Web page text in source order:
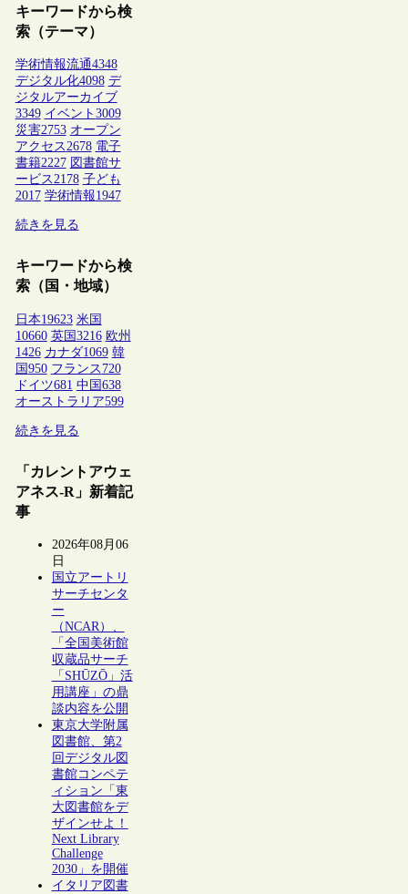
キーワードから検
索（テーマ）
学術情報流通4348
デジタル化4098 デ
ジタルアーカイブ
3349 イベント 3009
災害2753 オープン
アクセス2678 電子
書籍2227 図書館サ
ービス2178 子ども
2017 学術情報1947
続きを見る
キーワードから検
索（国・地域）
日本19623 米国
10660 英国3216 欧州
1426 カナダ1069 韓
国950 フランス 720
ドイツ681 中国638
オーストラリア599
続きを見る
「カレントアウェ
アネス-R」新着記
事
2026年08月06
日
国立アートリ
サーチセンタ
ー
（NCAR）、
「全国美術館
収蔵品サーチ
「SHŪZŌ」活
用講座」の鼎
談内容を公開
東京大学附属
図書館、第2
回デジタル図
書館コンペテ
ィション「東
大図書館をデ
ザインせよ！
Next Library
Challenge
2030」を開催
イタリア図書